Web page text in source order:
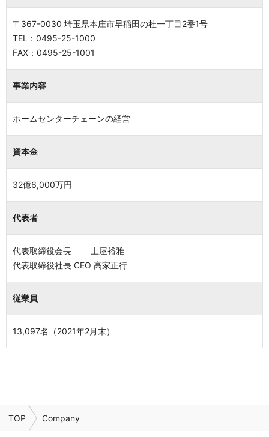
〒367-0030 埼玉県本庄市早稲田の杜一丁目2番1号
TEL：0495-25-1000
FAX：0495-25-1001
事業内容
ホームセンターチェーンの経営
資本金
32億6,000万円
代表者
代表取締役会長 土屋裕雅
代表取締役社長 CEO 高家正行
従業員
13,097名（2021年2月末）
TOP Company